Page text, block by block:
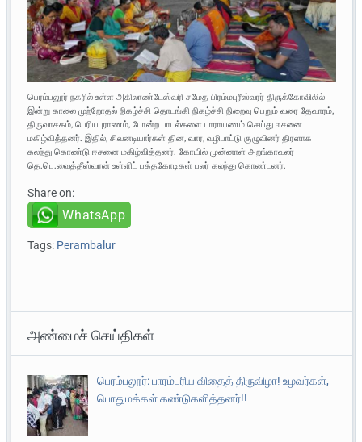
பெரம்பலூர் நகரில் உள்ள அகிலாண்டேஸ்வரி சமேத பிரம்மபுரீஸ்வரர் திருக்கோவிலில்
இன்று காலை முற்றோதல் நிகழ்ச்சி தொடங்கி நிகழ்ச்சி நிறைவு பெறும் வரை தேவாரம்,
திருவாசகம், பெரியபுராணம், போன்ற பாடல்களை பாராயணம் செய்து ஈசனை
மகிழ்வித்தனர். இதில், சிவனடியார்கள் தின, வார, வழிபாட்டு குழுவினர் திரளாக
கலந்து கொண்டு ஈசனை மகிழ்வித்தனர். கோயில் முன்னாள் அறங்காவலர்
தெ.பெ.வைத்தீஸ்வரன் உள்ளிட் பக்தகோடிகள் பலர் கலந்து கொண்டனர்.
Share on:
WhatsApp
Tags: Perambalur
அண்மைச் செய்திகள்
பெரம்பலூர்: பாரம்பரிய விதைத் திருவிழா! உழவர்கள்,
பொதுமக்கள் கண்டுகளித்தனர்!!